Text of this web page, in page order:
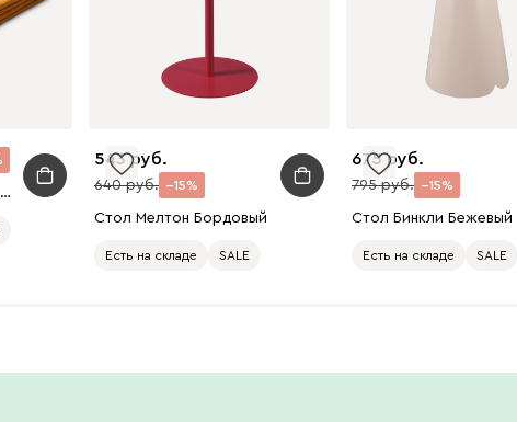
Плед Франко Желтый 120x170
543
640 15
Стол Мелтон Бордовый
Есть на складе SALE
675
795 15
Стол Бинкли Бежевый
Есть на складе SALE